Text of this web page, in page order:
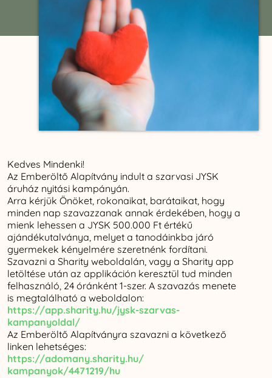
Kedves Mindenki!
Az Emberöltő Alapítvány indult a szarvasi JYSK
áruház nyitási kampányán.
Arra kérjük Önöket, rokonaikat, barátaikat, hogy
minden nap szavazzanak annak érdekében, hogy a
mienk lehessen a JYSK 500.000 Ft értékű
ajándékutalványa, melyet a tanodáinkba járó
gyermekek kényelmére szeretnénk fordítani.
Szavazni a Sharity weboldalán, vagy a Sharity app
letöltése után az applikáción keresztül tud minden
felhasználó, 24 óránként 1-szer. A szavazás menete
is megtalálható a weboldalon:
https://app.sharity.hu/jysk-szarvas-
kampanyoldal/
Az Emberöltő Alapítványra szavazni a következő
linken lehetséges:
https://adomany.sharity.hu/
kampanyok/4471219/hu